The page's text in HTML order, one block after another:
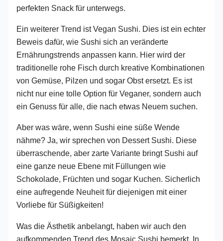
perfekten Snack für unterwegs.
Ein weiterer Trend ist Vegan Sushi. Dies ist ein echter
Beweis dafür, wie Sushi sich an veränderte
Ernährungstrends anpassen kann. Hier wird der
traditionelle rohe Fisch durch kreative Kombinationen
von Gemüse, Pilzen und sogar Obst ersetzt. Es ist
nicht nur eine tolle Option für Veganer, sondern auch
ein Genuss für alle, die nach etwas Neuem suchen.
Aber was wäre, wenn Sushi eine süße Wende
nähme? Ja, wir sprechen von Dessert Sushi. Diese
überraschende, aber zarte Variante bringt Sushi auf
eine ganze neue Ebene mit Füllungen wie
Schokolade, Früchten und sogar Kuchen. Sicherlich
eine aufregende Neuheit für diejenigen mit einer
Vorliebe für Süßigkeiten!
Was die Ästhetik anbelangt, haben wir auch den
aufkommenden Trend des Mosaic Sushi bemerkt. In